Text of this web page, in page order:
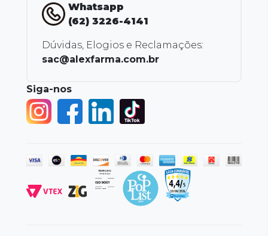
Whatsapp
(62) 3226-4141
Dúvidas, Elogios e Reclamações:
sac@alexfarma.com.br
Siga-nos